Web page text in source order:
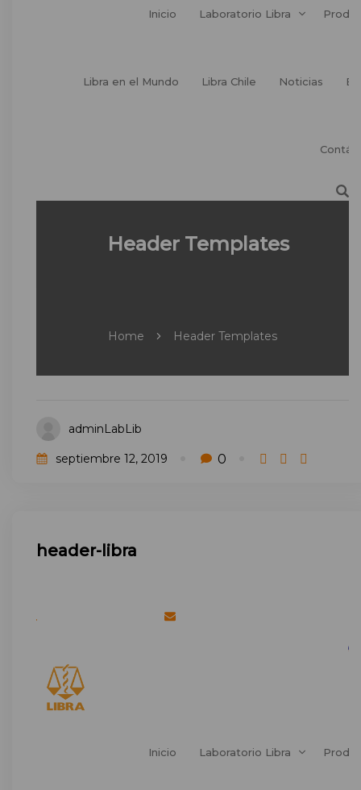
Inicio Laboratorio Libra
Libra en el Mundo Libra Chile Noticias
Header Templates
Home Header Templates
adminLabLib
septiembre 12, 2019 0
header-libra
Inicio Laboratorio Libra